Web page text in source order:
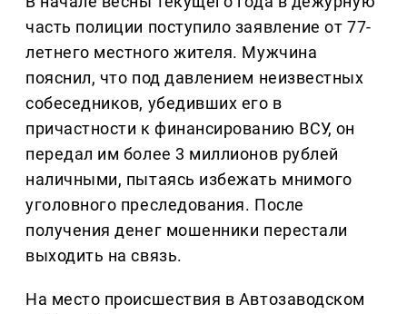
часть полиции поступило заявление от 77-
летнего местного жителя. Мужчина
пояснил, что под давлением неизвестных
собеседников, убедивших его в
причастности к финансированию ВСУ, он
передал им более 3 миллионов рублей
наличными, пытаясь избежать мнимого
уголовного преследования. После
получения денег мошенники перестали
выходить на связь.
На место происшествия в Автозаводском